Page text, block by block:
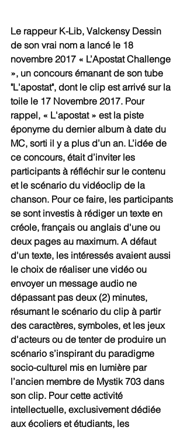
Le rappeur K-Lib, Valckensy Dessin
de son vrai nom a lancé le 18
novembre 2017 « L’Apostat Challenge
», un concours émanant de son tube
"L'apostat", dont le clip est arrivé sur la
toile le 17 Novembre 2017. Pour
rappel, « L'apostat » est la piste
éponyme du dernier album à date du
MC, sorti il y a plus d’un an. L’idée de
ce concours, était d’inviter les
participants à réfléchir sur le contenu
et le scénario du vidéoclip de la
chanson. Pour ce faire, les participants
se sont investis à rédiger un texte en
créole, français ou anglais d'une ou
deux pages au maximum. A défaut
d'un texte, les intéressés avaient aussi
le choix de réaliser une vidéo ou
envoyer un message audio ne
dépassant pas deux (2) minutes,
résumant le scénario du clip à partir
des caractères, symboles, et les jeux
d'acteurs ou de tenter de produire un
scénario s’inspirant du paradigme
socio-culturel mis en lumière par
l’ancien membre de Mystik 703 dans
son clip. Pour cette activité
intellectuelle, exclusivement dédiée
aux écoliers et étudiants, les